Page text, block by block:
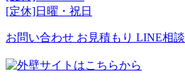
[定休]日曜・祝日
お問い合わせ お見積もり LINE相談